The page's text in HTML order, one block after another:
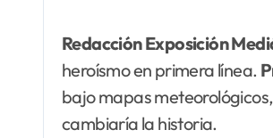
Redacción Exposición
heroísmo en primera línea.
bajo mapas
cambiaría la historia.